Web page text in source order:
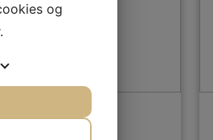
Grooss
og
.